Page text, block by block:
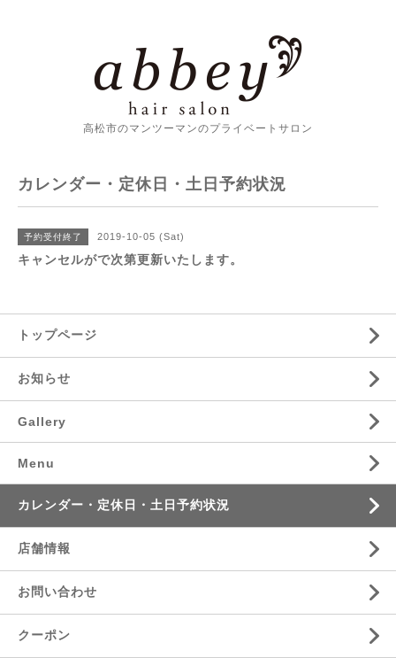
高松市のマンツーマンのプライベートサロン
カレンダー・定休日・土日予約状況
予約受付終了 2019-10-05 (Sat)
キャンセルがで次第更新いたします。
トップページ
お知らせ
Gallery
Menu
カレンダー・定休日・土日予約状況
店舗情報
お問い合わせ
クーポン